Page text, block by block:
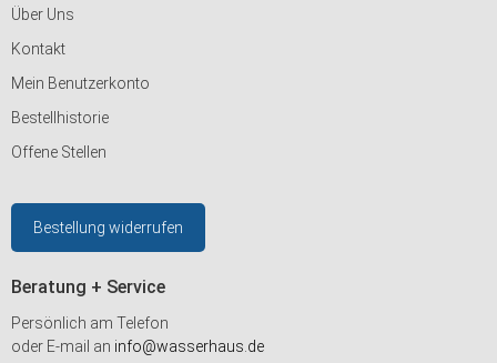
Über Uns
Kontakt
Mein Benutzerkonto
Bestellhistorie
Offene Stellen
Bestellung widerrufen
Beratung + Service
Persönlich am Telefon
oder E-mail an info@wasserhaus.de